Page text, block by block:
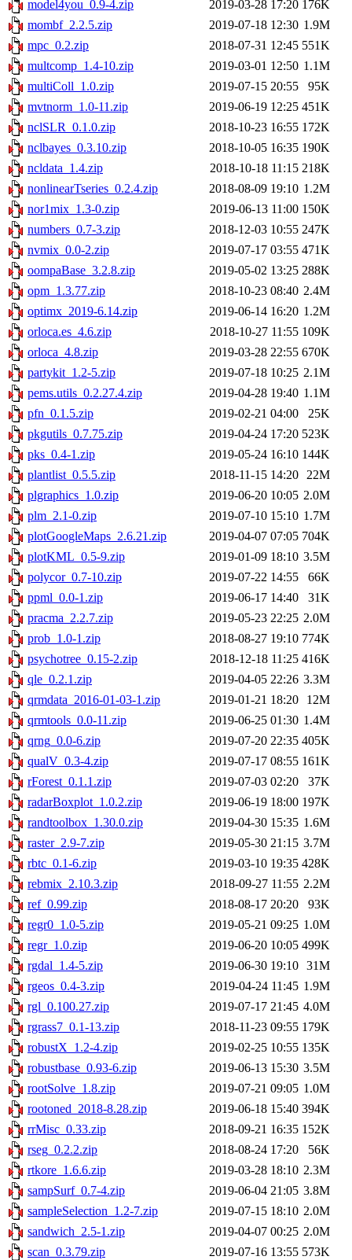
model4you_0.9-4.zip 2019-03-28 17:20 176K
mombf_2.2.5.zip
2019-07-18 12:30 1.9M
mpc_0.2.zip
2018-07-31 12:45 551K
multcomp_1.4-10.zip
2019-03-01 12:50 1.1M
multiColl_1.0.zip
2019-07-15 20:55
95K
mvtnorm_1.0-11.zip
2019-06-19 12:25 451K
nclSLR_0.1.0.zip
2018-10-23 16:55 172K
nclbayes_0.3.10.zip
2018-10-05 16:35 190K
ncldata_1.4.zip
2018-10-18 11:15 218K
nonlinearTseries_0.2.4.zip
2018-08-09 19:10 1.2M
nor1mix_1.3-0.zip
2019-06-13 11:00 150K
numbers_0.7-3.zip
2018-12-03 10:55 247K
nvmix_0.0-2.zip
2019-07-17 03:55 471K
oompaBase_3.2.8.zip
2019-05-02 13:25 288K
opm_1.3.77.zip
2018-10-23 08:40 2.4M
optimx_2019-6.14.zip
2019-06-14 16:20 1.2M
orloca.es_4.6.zip
2018-10-27 11:55 109K
orloca_4.8.zip
2019-03-28 22:55 670K
partykit_1.2-5.zip
2019-07-18 10:25 2.1M
pems.utils_0.2.27.4.zip
2019-04-28 19:40 1.1M
pfn_0.1.5.zip
2019-02-21 04:00
25K
pkgutils_0.7.75.zip
2019-04-24 17:20 523K
pks_0.4-1.zip
2019-05-24 16:10 144K
plantlist_0.5.5.zip
2018-11-15 14:20 22M
plgraphics_1.0.zip
2019-06-20 10:05 2.0M
plm_2.1-0.zip
2019-07-10 15:10 1.7M
plotGoogleMaps_2.6.21.zip
2019-04-07 07:05 704K
plotKML_0.5-9.zip
2019-01-09 18:10 3.5M
polycor_0.7-10.zip
2019-07-22 14:55
66K
ppml_0.0-1.zip
2019-06-17 14:40
31K
pracma_2.2.7.zip
2019-05-23 22:25 2.0M
prob_1.0-1.zip
2018-08-27 19:10 774K
psychotree_0.15-2.zip
2018-12-18 11:25 416K
qle_0.2.1.zip
2019-04-05 22:26 3.3M
qrmdata_2016-01-03-1.zip
2019-01-21 18:20
12M
qrmtools_0.0-11.zip
2019-06-25 01:30 1.4M
qrng_0.0-6.zip
2019-07-20 22:35 405K
qualV_0.3-4.zip
2019-07-17 08:55 161K
rForest_0.1.1.zip
2019-07-03 02:20
37K
radarBoxplot_1.0.2.zip
2019-06-19 18:00 197K
randtoolbox_1.30.0.zip
2019-04-30 15:35 1.6M
raster_2.9-7.zip
2019-05-30 21:15 3.7M
rbtc_0.1-6.zip
2019-03-10 19:35 428K
rebmix_2.10.3.zip
2018-09-27 11:55 2.2M
ref_0.99.zip
2018-08-17 20:20
93K
regr0_1.0-5.zip
2019-05-21 09:25 1.0M
regr_1.0.zip
2019-06-20 10:05 499K
rgdal_1.4-5.zip
2019-06-30 19:10 31M
rgeos_0.4-3.zip
2019-04-24 11:45 1.9M
rgl_0.100.27.zip
2019-07-17 21:45 4.0M
rgrass7_0.1-13.zip
2018-11-23 09:55 179K
robustX_1.2-4.zip
2019-02-25 10:55 135K
robustbase_0.93-6.zip
2019-06-13 15:30 3.5M
rootSolve_1.8.zip
2019-07-21 09:05 1.0M
rootoned_2018-8.28.zip
2019-06-18 15:40 394K
rrMisc_0.33.zip
2018-09-21 16:35 152K
rseg_0.2.2.zip
2018-08-24 17:20
56K
rtkore_1.6.6.zip
2019-03-28 18:10 2.3M
sampSurf_0.7-4.zip
2019-06-04 21:05 3.8M
sampleSelection_1.2-7.zip
2019-07-15 18:10 2.0M
sandwich_2.5-1.zip
2019-04-07 00:25 2.0M
scan_0.3.79.zip
2019-07-16 13:55 573K